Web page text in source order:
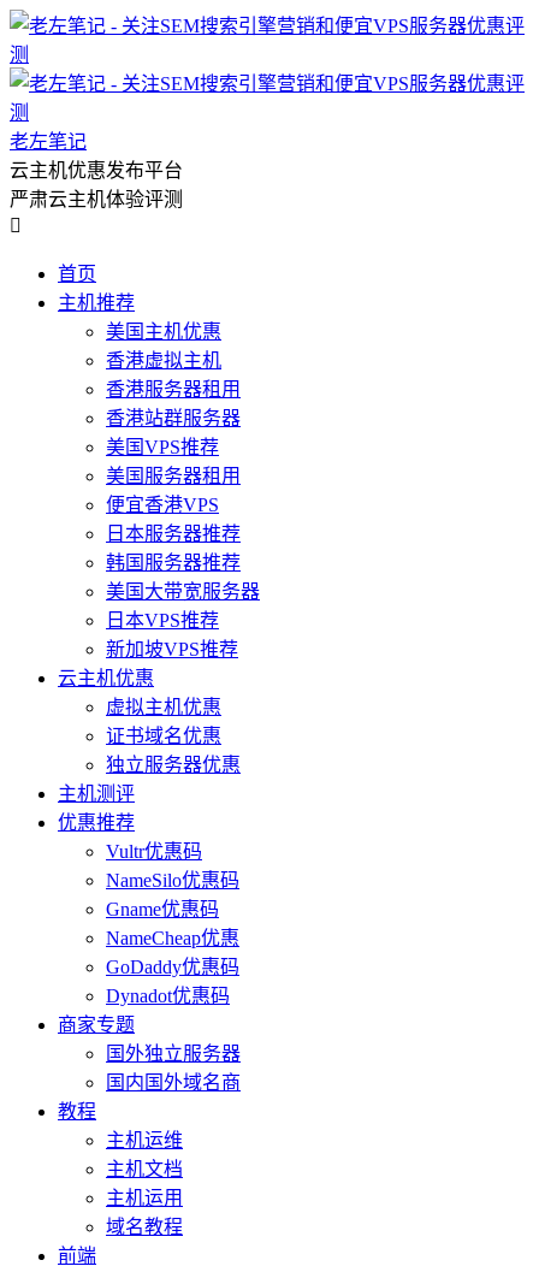
老左笔记
云主机优惠发布平台
严肃云主机体验评测

首页
主机推荐
美国主机优惠
香港虚拟主机
香港服务器租用
香港站群服务器
美国VPS推荐
美国服务器租用
便宜香港VPS
日本服务器推荐
韩国服务器推荐
美国大带宽服务器
日本VPS推荐
新加坡VPS推荐
云主机优惠
虚拟主机优惠
证书域名优惠
独立服务器优惠
主机测评
优惠推荐
Vultr优惠码
NameSilo优惠码
Gname优惠码
NameCheap优惠
GoDaddy优惠码
Dynadot优惠码
商家专题
国外独立服务器
国内国外域名商
教程
主机运维
主机文档
主机运用
域名教程
前端